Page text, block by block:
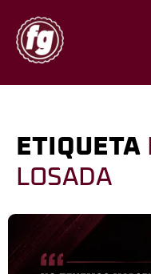
ETIQUETA
LOSADA